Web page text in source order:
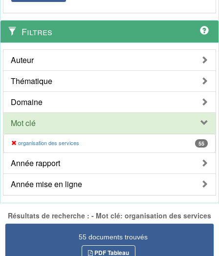
Filtres
Auteur
Thématique
Domaine
Mot clé
organisation des services 55
Année rapport
Année mise en ligne
Résultats de recherche : - Mot clé: organisation des services
55 documents trouvés
PDF Tableau